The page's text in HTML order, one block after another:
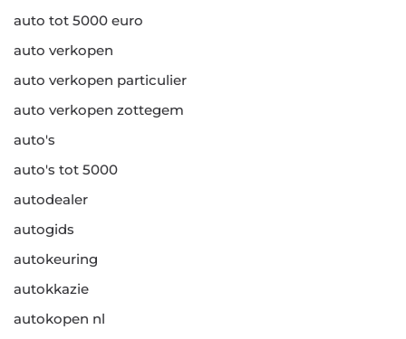
auto tot 5000 euro
auto verkopen
auto verkopen particulier
auto verkopen zottegem
auto's
auto's tot 5000
autodealer
autogids
autokeuring
autokkazie
autokopen nl